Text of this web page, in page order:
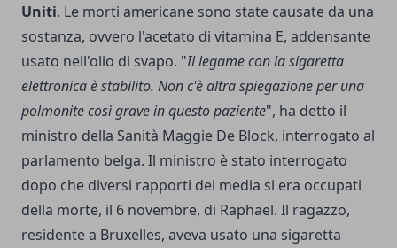
Uniti. Le morti americane sono state causate da una
sostanza, ovvero l'acetato di vitamina E, addensante
usato nell'olio di svapo. "Il legame con la sigaretta
elettronica è stabilito. Non c'è altra spiegazione per una
polmonite così grave in questo paziente", ha detto il
ministro della Sanità Maggie De Block, interrogato al
parlamento belga. Il ministro è stato interrogato
dopo che diversi rapporti dei media si era occupati
della morte, il 6 novembre, di Raphael. Il ragazzo,
residente a Bruxelles, aveva usato una sigaretta